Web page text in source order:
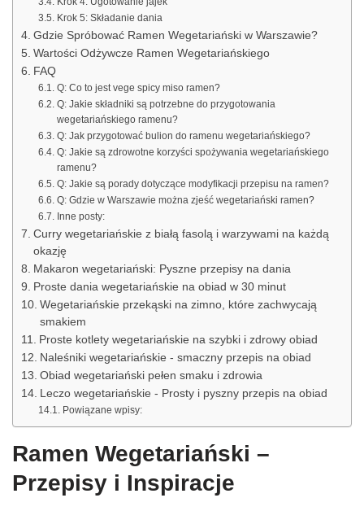
Krok 5: Składanie dania
Gdzie Spróbować Ramen Wegetariański w Warszawie?
Wartości Odżywcze Ramen Wegetariańskiego
FAQ
Q: Co to jest vege spicy miso ramen?
Q: Jakie składniki są potrzebne do przygotowania
wegetariańskiego ramenu?
Q: Jak przygotować bulion do ramenu wegetariańskiego?
Q: Jakie są zdrowotne korzyści spożywania wegetariańskiego
ramenu?
Q: Jakie są porady dotyczące modyfikacji przepisu na ramen?
Q: Gdzie w Warszawie można zjeść wegetariański ramen?
Inne posty:
Curry wegetariańskie z białą fasolą i warzywami na każdą
okazję
Makaron wegetariański: Pyszne przepisy na dania
Proste dania wegetariańskie na obiad w 30 minut
Wegetariańskie przekąski na zimno, które zachwycają
smakiem
Proste kotlety wegetariańskie na szybki i zdrowy obiad
Naleśniki wegetariańskie - smaczny przepis na obiad
Obiad wegetariański pełen smaku i zdrowia
Leczo wegetariańskie - Prosty i pyszny przepis na obiad
Powiązane wpisy:
Ramen Wegetariański –
Przepisy i Inspiracje